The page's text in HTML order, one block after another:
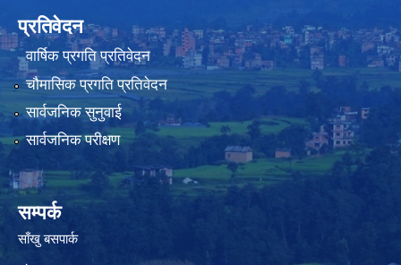
प्रतिवेदन
वार्षिक प्रगति प्रतिवेदन
चौमासिक प्रगति प्रतिवेदन
सार्वजनिक सुनुवाई
सार्वजनिक परीक्षण
सम्पर्क
साँखु बसपार्क